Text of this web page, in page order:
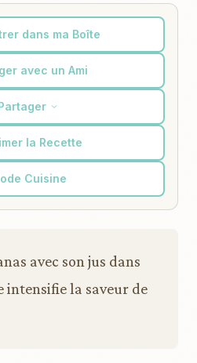
dans ma Boîte
avec un Ami
la Recette
Cuisine
avec son jus dans
la saveur de